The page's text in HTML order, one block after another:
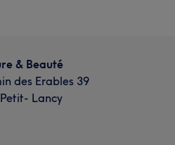
& Beauté
des Erables 39
Lancy